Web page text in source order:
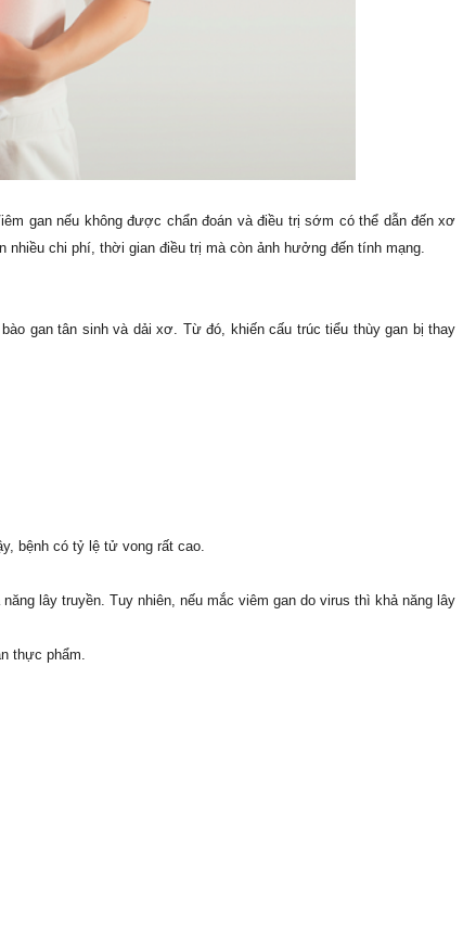
gan nếu không được chẩn đoán và điều trị sớm có thể dẫn đến xơ
chi phí, thời gian điều trị mà còn ảnh hưởng đến tính mạng.
gan tân sinh và dải xơ. Từ đó, khiến cấu trúc tiểu thùy gan bị thay
bệnh có tỷ lệ tử vong rất cao.
lây truyền. Tuy nhiên, nếu mắc viêm gan do virus thì khả năng lây
thực phẩm.